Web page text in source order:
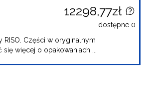
12298,77zł
dostępne 0
RISO. Części w oryginalnym
więcej o opakowaniach ...